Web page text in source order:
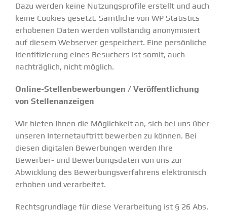
Dazu werden keine Nutzungsprofile erstellt und auch
keine Cookies gesetzt. Sämtliche von WP Statistics
erhobenen Daten werden vollständig anonymisiert
auf diesem Webserver gespeichert. Eine persönliche
Identifizierung eines Besuchers ist somit, auch
nachträglich, nicht möglich.
Online-Stellenbewerbungen / Veröffentlichung
von Stellenanzeigen
Wir bieten Ihnen die Möglichkeit an, sich bei uns über
unseren Internetauftritt bewerben zu können. Bei
diesen digitalen Bewerbungen werden Ihre
Bewerber- und Bewerbungsdaten von uns zur
Abwicklung des Bewerbungsverfahrens elektronisch
erhoben und verarbeitet.
Rechtsgrundlage für diese Verarbeitung ist § 26 Abs.